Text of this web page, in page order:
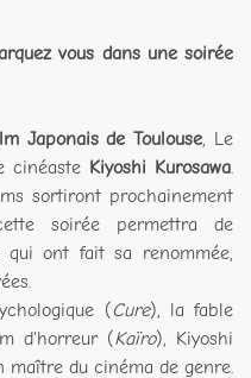
vous dans une soirée
Japonais de Toulouse , Le
cinéaste Kiyoshi Kurosawa
sortiront prochainement
soirée permettra de
ont fait sa renommée,
(Cure), la fable
d'horreur (Kaïro), Kiyoshi
maître du cinéma de genre.